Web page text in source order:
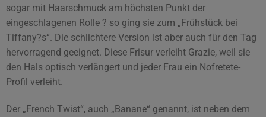
sogar mit Haarschmuck am höchsten Punkt der
eingeschlagenen Rolle ? so ging sie zum „Frühstück bei
Tiffany?s“. Die schlichtere Version ist aber auch für den Tag
hervorragend geeignet. Diese Frisur verleiht Grazie, weil sie
den Hals optisch verlängert und jeder Frau ein Nofretete-
Profil verleiht.
Der „French Twist“, auch „Banane“ genannt, ist neben dem